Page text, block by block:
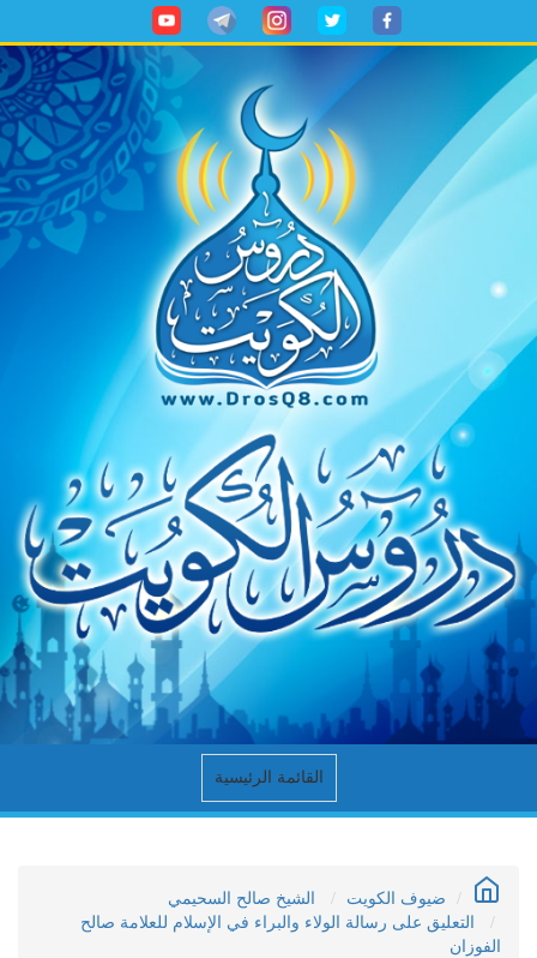
القائمة الرئيسية
ضيوف الكويت
الشيخ صالح السحيمي
التعليق على رسالة الولاء والبراء في الإسلام للعلامة صالح
الفوزان